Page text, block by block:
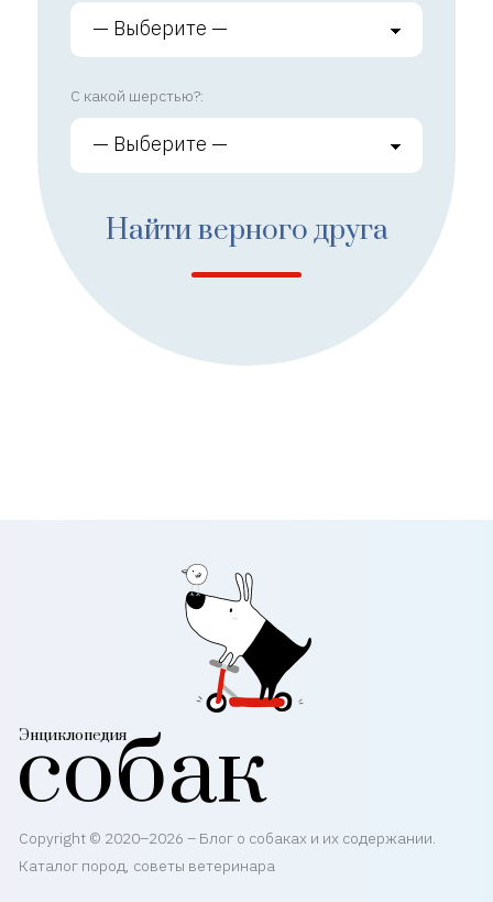
С какой шерстью?:
Найти верного друга
Энциклопедия
собак
Copyright © 2020–2026 – Блог о собаках и их содержании.
Каталог пород, советы ветеринара